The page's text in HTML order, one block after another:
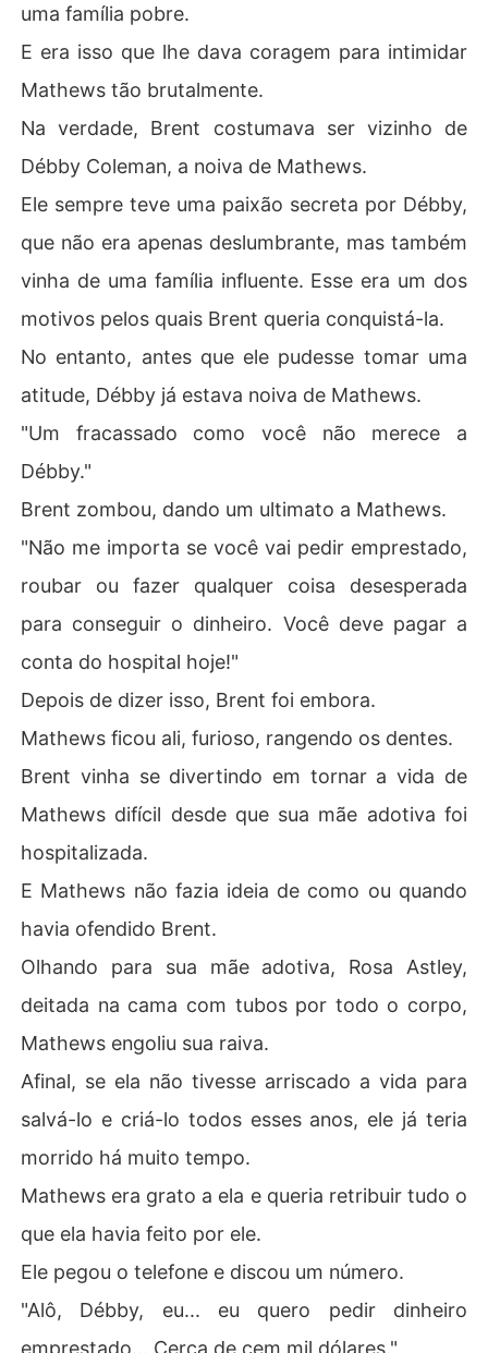
uma família pobre.
E era isso que lhe dava coragem para intimidar
Mathews tão brutalmente.
Na verdade, Brent costumava ser vizinho de
Débby Coleman, a noiva de Mathews.
Ele sempre teve uma paixão secreta por Débby,
que não era apenas deslumbrante, mas também
vinha de uma família influente. Esse era um dos
motivos pelos quais Brent queria conquistá-la.
No entanto, antes que ele pudesse tomar uma
atitude, Débby já estava noiva de Mathews.
"Um fracassado como você não merece a
Débby."
Brent zombou, dando um ultimato a Mathews.
"Não me importa se você vai pedir emprestado,
roubar ou fazer qualquer coisa desesperada
para conseguir o dinheiro. Você deve pagar a
conta do hospital hoje!"
Depois de dizer isso, Brent foi embora.
Mathews ficou ali, furioso, rangendo os dentes.
Brent vinha se divertindo em tornar a vida de
Mathews difícil desde que sua mãe adotiva foi
hospitalizada.
E Mathews não fazia ideia de como ou quando
havia ofendido Brent.
Olhando para sua mãe adotiva, Rosa Astley,
deitada na cama com tubos por todo o corpo,
Mathews engoliu sua raiva.
Afinal, se ela não tivesse arriscado a vida para
salvá-lo e criá-lo todos esses anos, ele já teria
morrido há muito tempo.
Mathews era grato a ela e queria retribuir tudo o
que ela havia feito por ele.
Ele pegou o telefone e discou um número.
"Alô, Débby, eu... eu quero pedir dinheiro
emprestado... Cerca de cem mil dólares."